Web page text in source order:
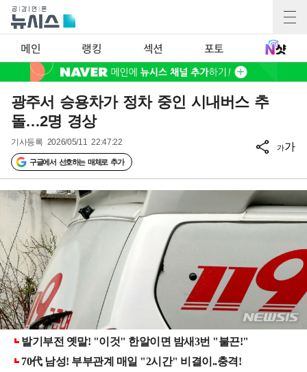
메인 랭킹 섹션 포토
광주서 승용차가 정차 중인 시내버스 추
돌…2명 경상
기사등록 2026/05/11 22:47:22
구글에서 선호하는 매체로 추가
가가